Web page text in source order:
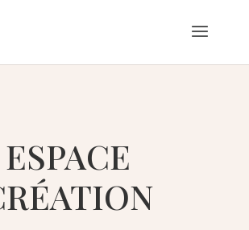
ESPACE